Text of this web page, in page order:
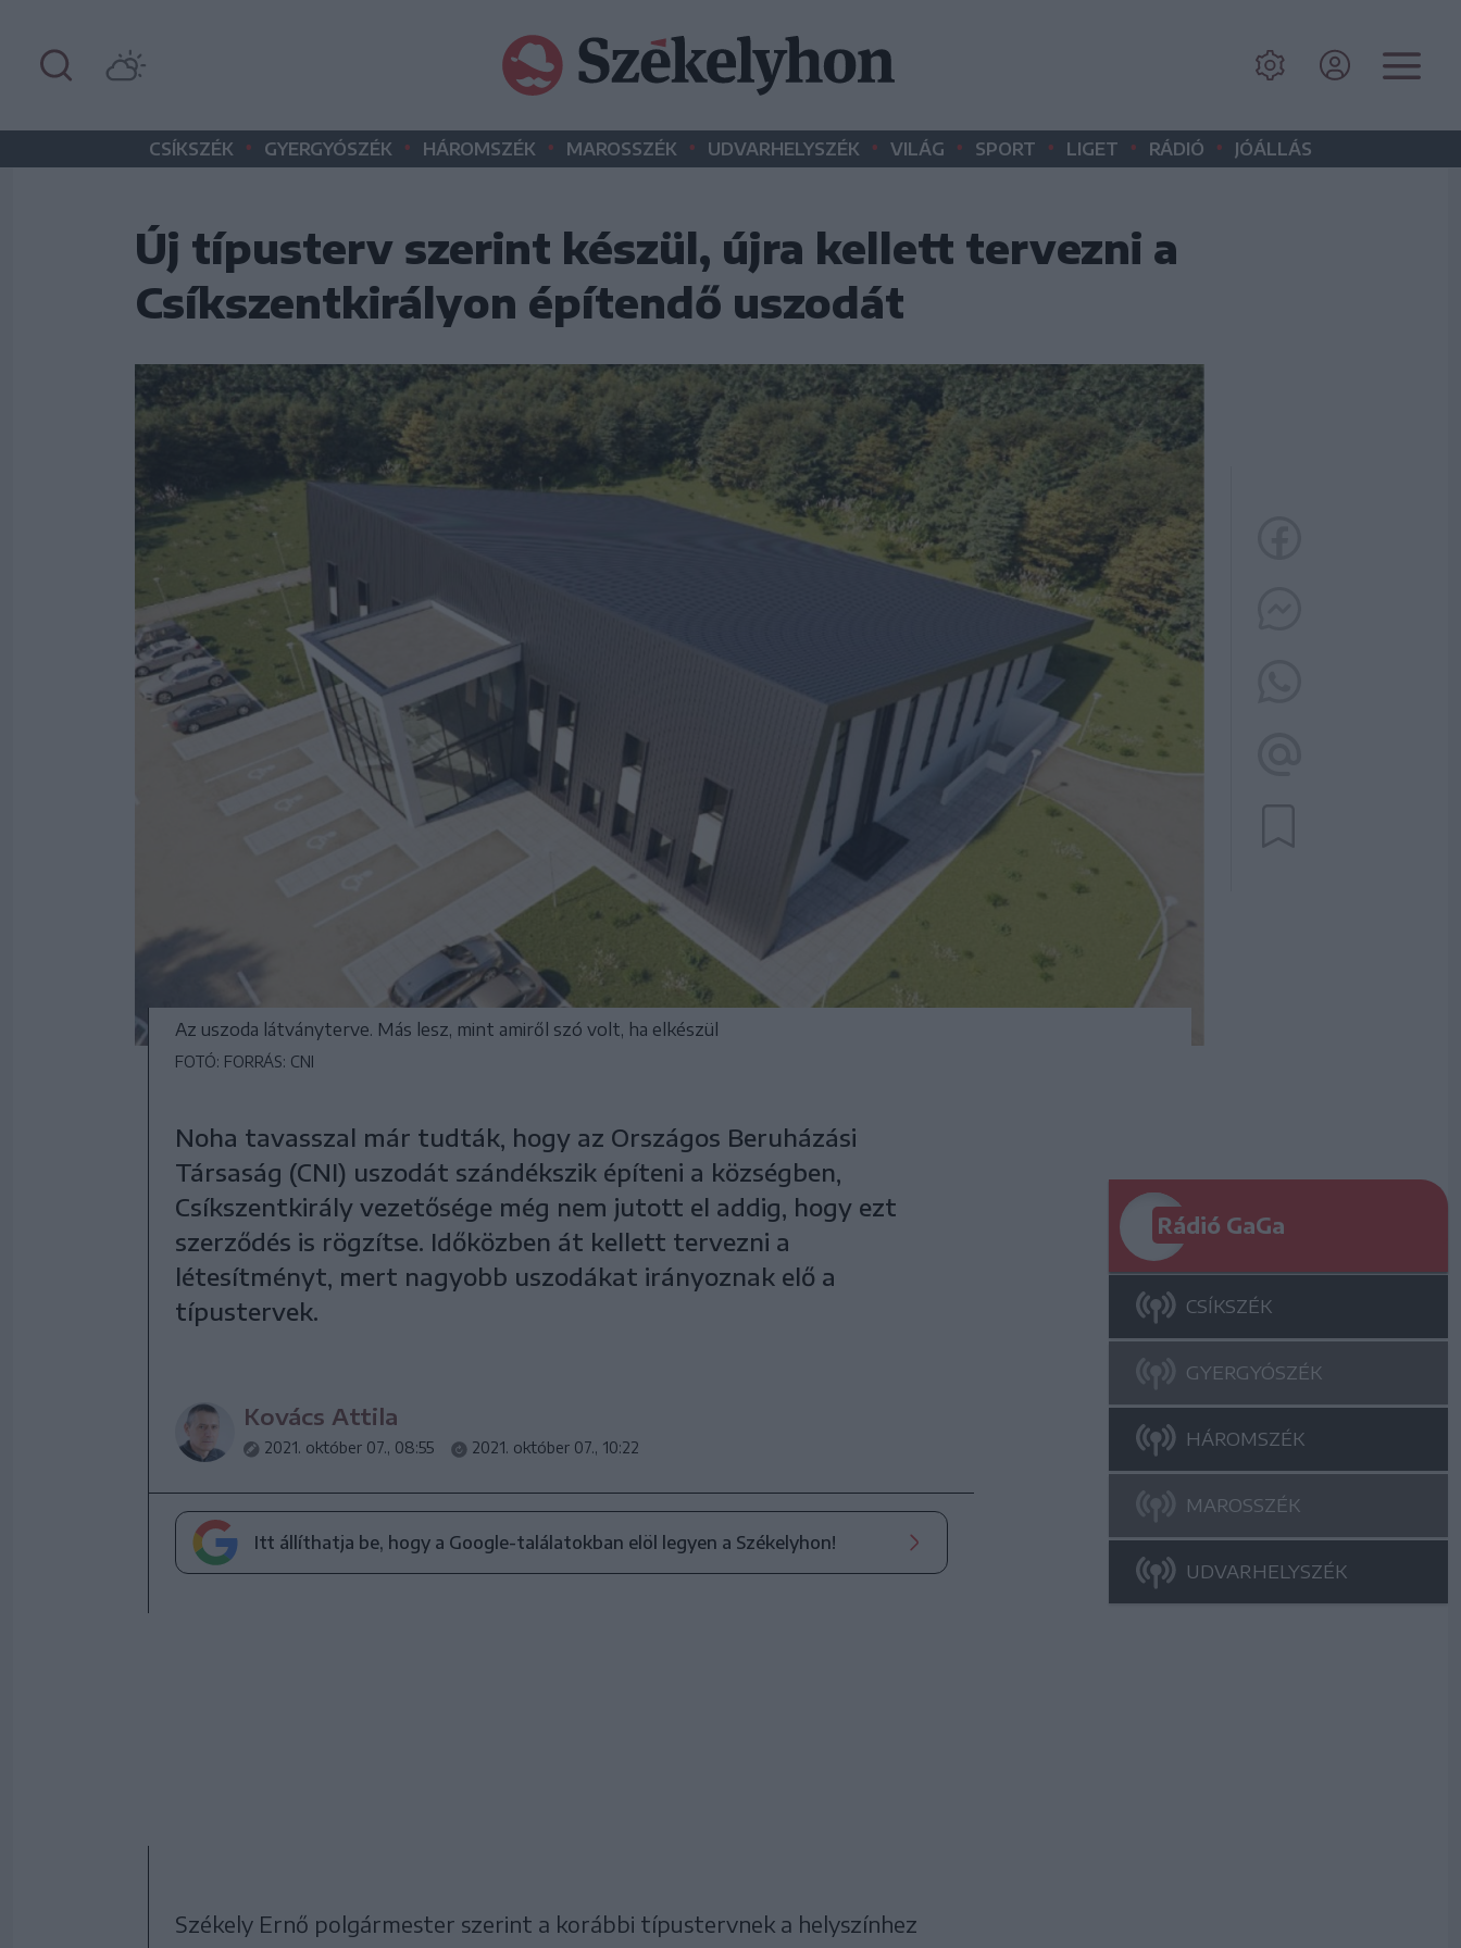
CSÍKSZÉK • GYERGYÓSZÉK • HÁROMSZÉK • MAROSSZÉK • UDVARHELYSZÉK • VILÁG • SPORT • LIGET • RÁDIÓ • JÓÁLLÁS
Új típusterv szerint készül, újra kellett tervezni a
Csíkszentkirályon építendő uszodát
Az uszoda látványterve. Más lesz, mint amiről szó volt, ha elkészül
FOTÓ: FORRÁS: CNI
Noha tavasszal már tudták, hogy az Országos Beruházási
Társaság (CNI) uszodát szándékszik építeni a községben,
Csíkszentkirály vezetősége még nem jutott el addig, hogy ezt
szerződés is rögzítse. Időközben át kellett tervezni a
létesítményt, mert nagyobb uszodákat irányoznak elő a
típustervek.
Kovács Attila
2021. október 07., 08:55 2021. október 07., 10:22
Itt állíthatja be, hogy a Google-találatokban elöl legyen a Székelyhon!
Székely Ernő polgármester szerint a korábbi típustervnek a helyszínhez
Rádió GaGa
CSÍKSZÉK
GYERGYÓSZÉK
HÁROMSZÉK
MAROSSZÉK
UDVARHELYSZÉK